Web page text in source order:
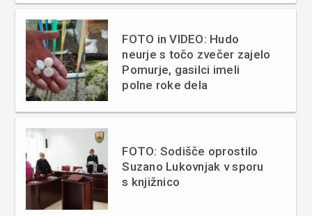
FOTO in VIDEO: Hudo
neurje s točo zvečer zajelo
Pomurje, gasilci imeli
polne roke dela
FOTO: Sodišče oprostilo
Suzano Lukovnjak v sporu
s knjižnico